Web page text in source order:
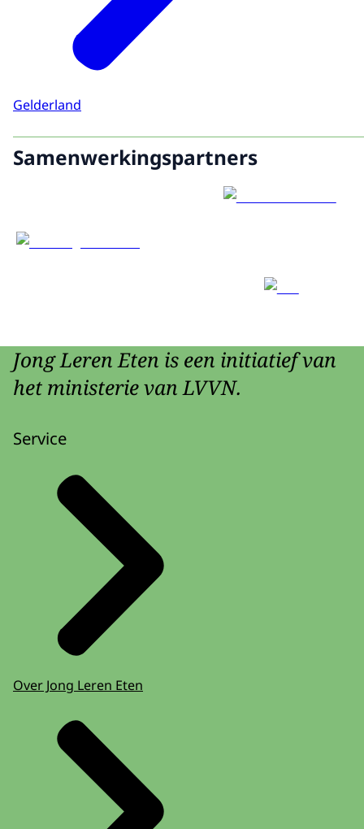
Gelderland
Samenwerkingspartners
Jong Leren Eten is een initiatief van
het ministerie van LVVN.
Service
Over Jong Leren Eten